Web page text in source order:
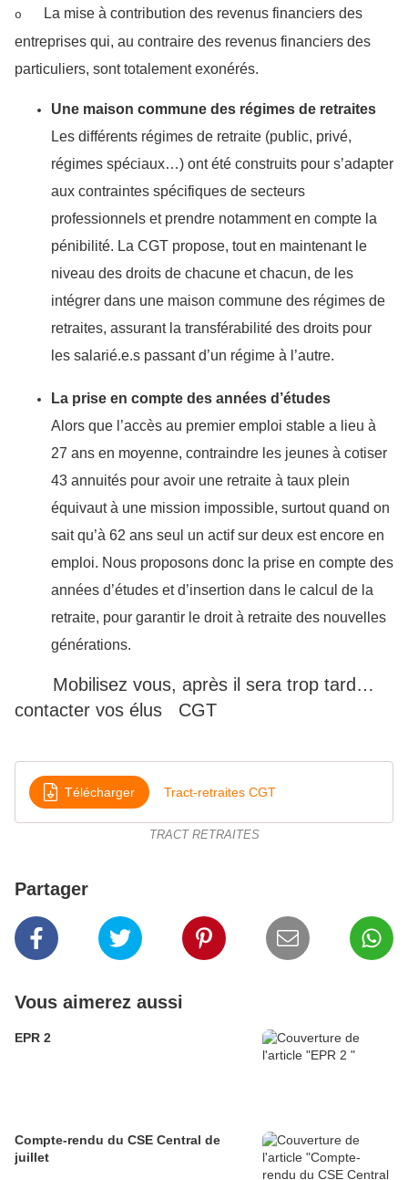
o
La mise à contribution des revenus financiers des
entreprises qui, au contraire des revenus financiers des
particuliers, sont totalement exonérés.
Une maison commune des régimes de retraites
Les différents régimes de retraite (public, privé,
régimes spéciaux…) ont été construits pour s’adapter
aux contraintes spécifiques de secteurs
professionnels et prendre notamment en compte la
pénibilité. La CGT propose, tout en maintenant le
niveau des droits de chacune et chacun, de les
intégrer dans une maison commune des régimes de
retraites, assurant la transférabilité des droits pour
les salarié.e.s passant d’un régime à l’autre.
La prise en compte des années d’études
Alors que l’accès au premier emploi stable a lieu à
27 ans en moyenne, contraindre les jeunes à cotiser
43 annuités pour avoir une retraite à taux plein
équivaut à une mission impossible, surtout quand on
sait qu’à 62 ans seul un actif sur deux est encore en
emploi. Nous proposons donc la prise en compte des
années d’études et d’insertion dans le calcul de la
retraite, pour garantir le droit à retraite des nouvelles
générations.
Mobilisez vous, après il sera trop tard…
contacter vos élus CGT
Télécharger Tract-retraites CGT
TRACT RETRAITES
Partager
Vous aimerez aussi
EPR 2
Compte-rendu du CSE Central de
juillet